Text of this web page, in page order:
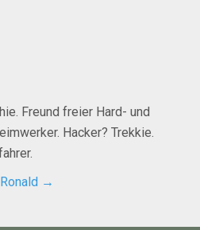
Freund freier Hard- und
Hacker? Trekkie.
→